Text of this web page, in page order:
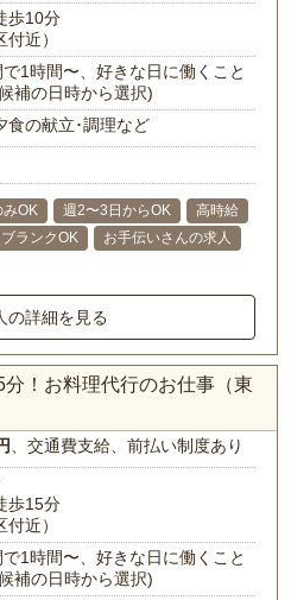
歩10分
付近）
1時間〜、好きな日に働くこと
補の日時から選択)
食の献立･調理など
みOK 週2〜3日からOK
高時給
ブランクOK
お手伝いさんの求人
の詳細を見る
！お料理代行のお仕事（東
、交通費支給、前払い制度あり
歩15分
付近）
1時間〜、好きな日に働くこと
補の日時から選択)